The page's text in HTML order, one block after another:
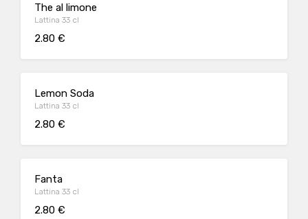
The al limone
Lattina 33 cl
2.80 €
Lemon Soda
Lattina 33 cl
2.80 €
Fanta
Lattina 33 cl
2.80 €